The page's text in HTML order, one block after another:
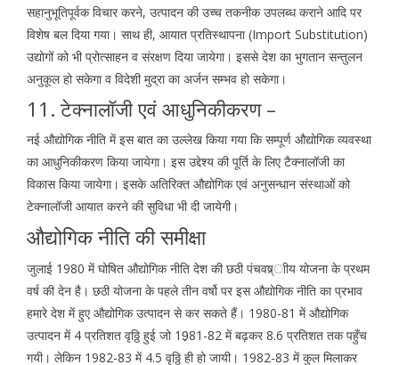
सहानुभूतिपूर्वक विचार करने, उत्पादन की उच्च तकनीक उपलब्ध कराने आदि पर
विशेष बल दिया गया। साथ ही, आयात प्रतिस्थापना (Import Substitution)
उद्योगों को भी प्रोत्साहन व संरक्षण दिया जायेगा। इससे देश का भुगतान सन्तुलन
अनुकूल हो सकेगा व विदेशी मुद्रा का अर्जन सम्भव हो सकेगा।
11. टेक्नालॉजी एवं आधुनिकीकरण –
नई औद्योगिक नीति में इस बात का उल्लेख किया गया कि सम्पूर्ण औद्योगिक व्यवस्था
का आधुनिकीकरण किया जायेगा। इस उद्देश्य की पूर्ति के लिए टैक्नालॉजी का
विकास किया जायेगा। इसके अतिरिक्त औद्योगिक एवं अनुसन्धान संस्थाओं को
टेक्नालॉजी आयात करने की सुविधा भी दी जायेगी।
औद्योगिक नीति की समीक्षा
जुलाई 1980 में घोषित औद्योगिक नीति देश की छठी पंचवष्र्ाीय योजना के प्रथम
वर्ष की देन है। छठी योजना के पहले तीन वर्षो पर इस औद्योगिक नीति का प्रभाव
हमारे देश में हुए औद्योगिक उत्पादन से कर सकते हैं। 1980-81 में औद्योगिक
उत्पादन में 4 प्रतिशत वृठ्ठि हुई जो 19़81-82 में बढ़कर 8.6 प्रतिशत तक पहुँच
गयी। लेकिन 1982-83 में 4.5 वृठ्ठि ही हो जायी। 1982-83 में कुल मिलाकर